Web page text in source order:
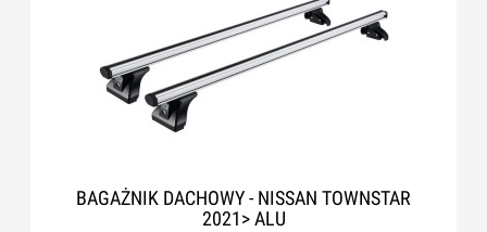
BAGAŻNIK DACHOWY - NISSAN TOWNSTAR
2021> ALU